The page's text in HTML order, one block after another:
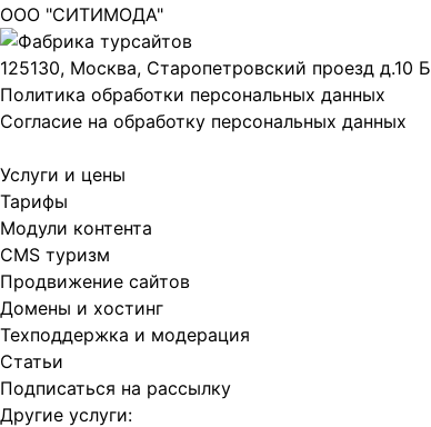
ООО "СИТИМОДА"
125130, Москва, Старопетровский проезд д.10 Б
Политика обработки персональных данных
Согласие на обработку персональных данных
Услуги и цены
Тарифы
Модули контента
CMS туризм
Продвижение сайтов
Домены и хостинг
Техподдержка и модерация
Статьи
Подписаться на рассылку
Другие услуги: